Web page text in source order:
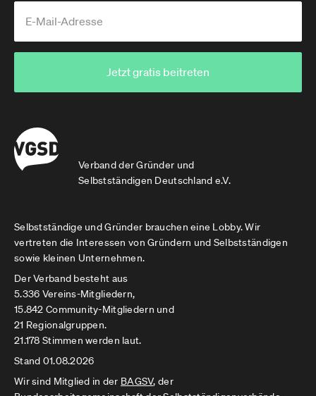
Verband der Gründer und
Selbstständigen Deutschland e.V.
Jetzt gratis beitreten
Selbstständige und Gründer brauchen eine Lobby. Wir
vertreten die Interessen von Gründern und Selbstständigen
sowie kleinen Unternehmen.
Der Verband besteht aus
5.336 Vereins-Mitgliedern,
15.842 Community-Mitgliedern und
21 Regionalgruppen.
21.178 Stimmen werden laut.
Stand 01.08.2026
Wir sind Mitglied in der BAGSV, der